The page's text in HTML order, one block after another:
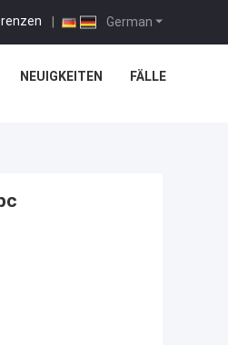
German
|
NEUIGKEITEN FÄLLE